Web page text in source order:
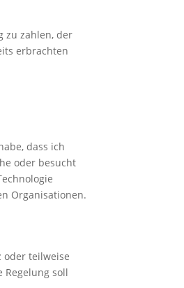
zu zahlen, der
erbrachten
dass ich
oder besucht
Organisationen.
oder teilweise
soll